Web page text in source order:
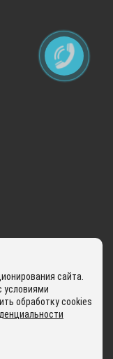
: выходной.
сайта.
условиями
обработку cookies